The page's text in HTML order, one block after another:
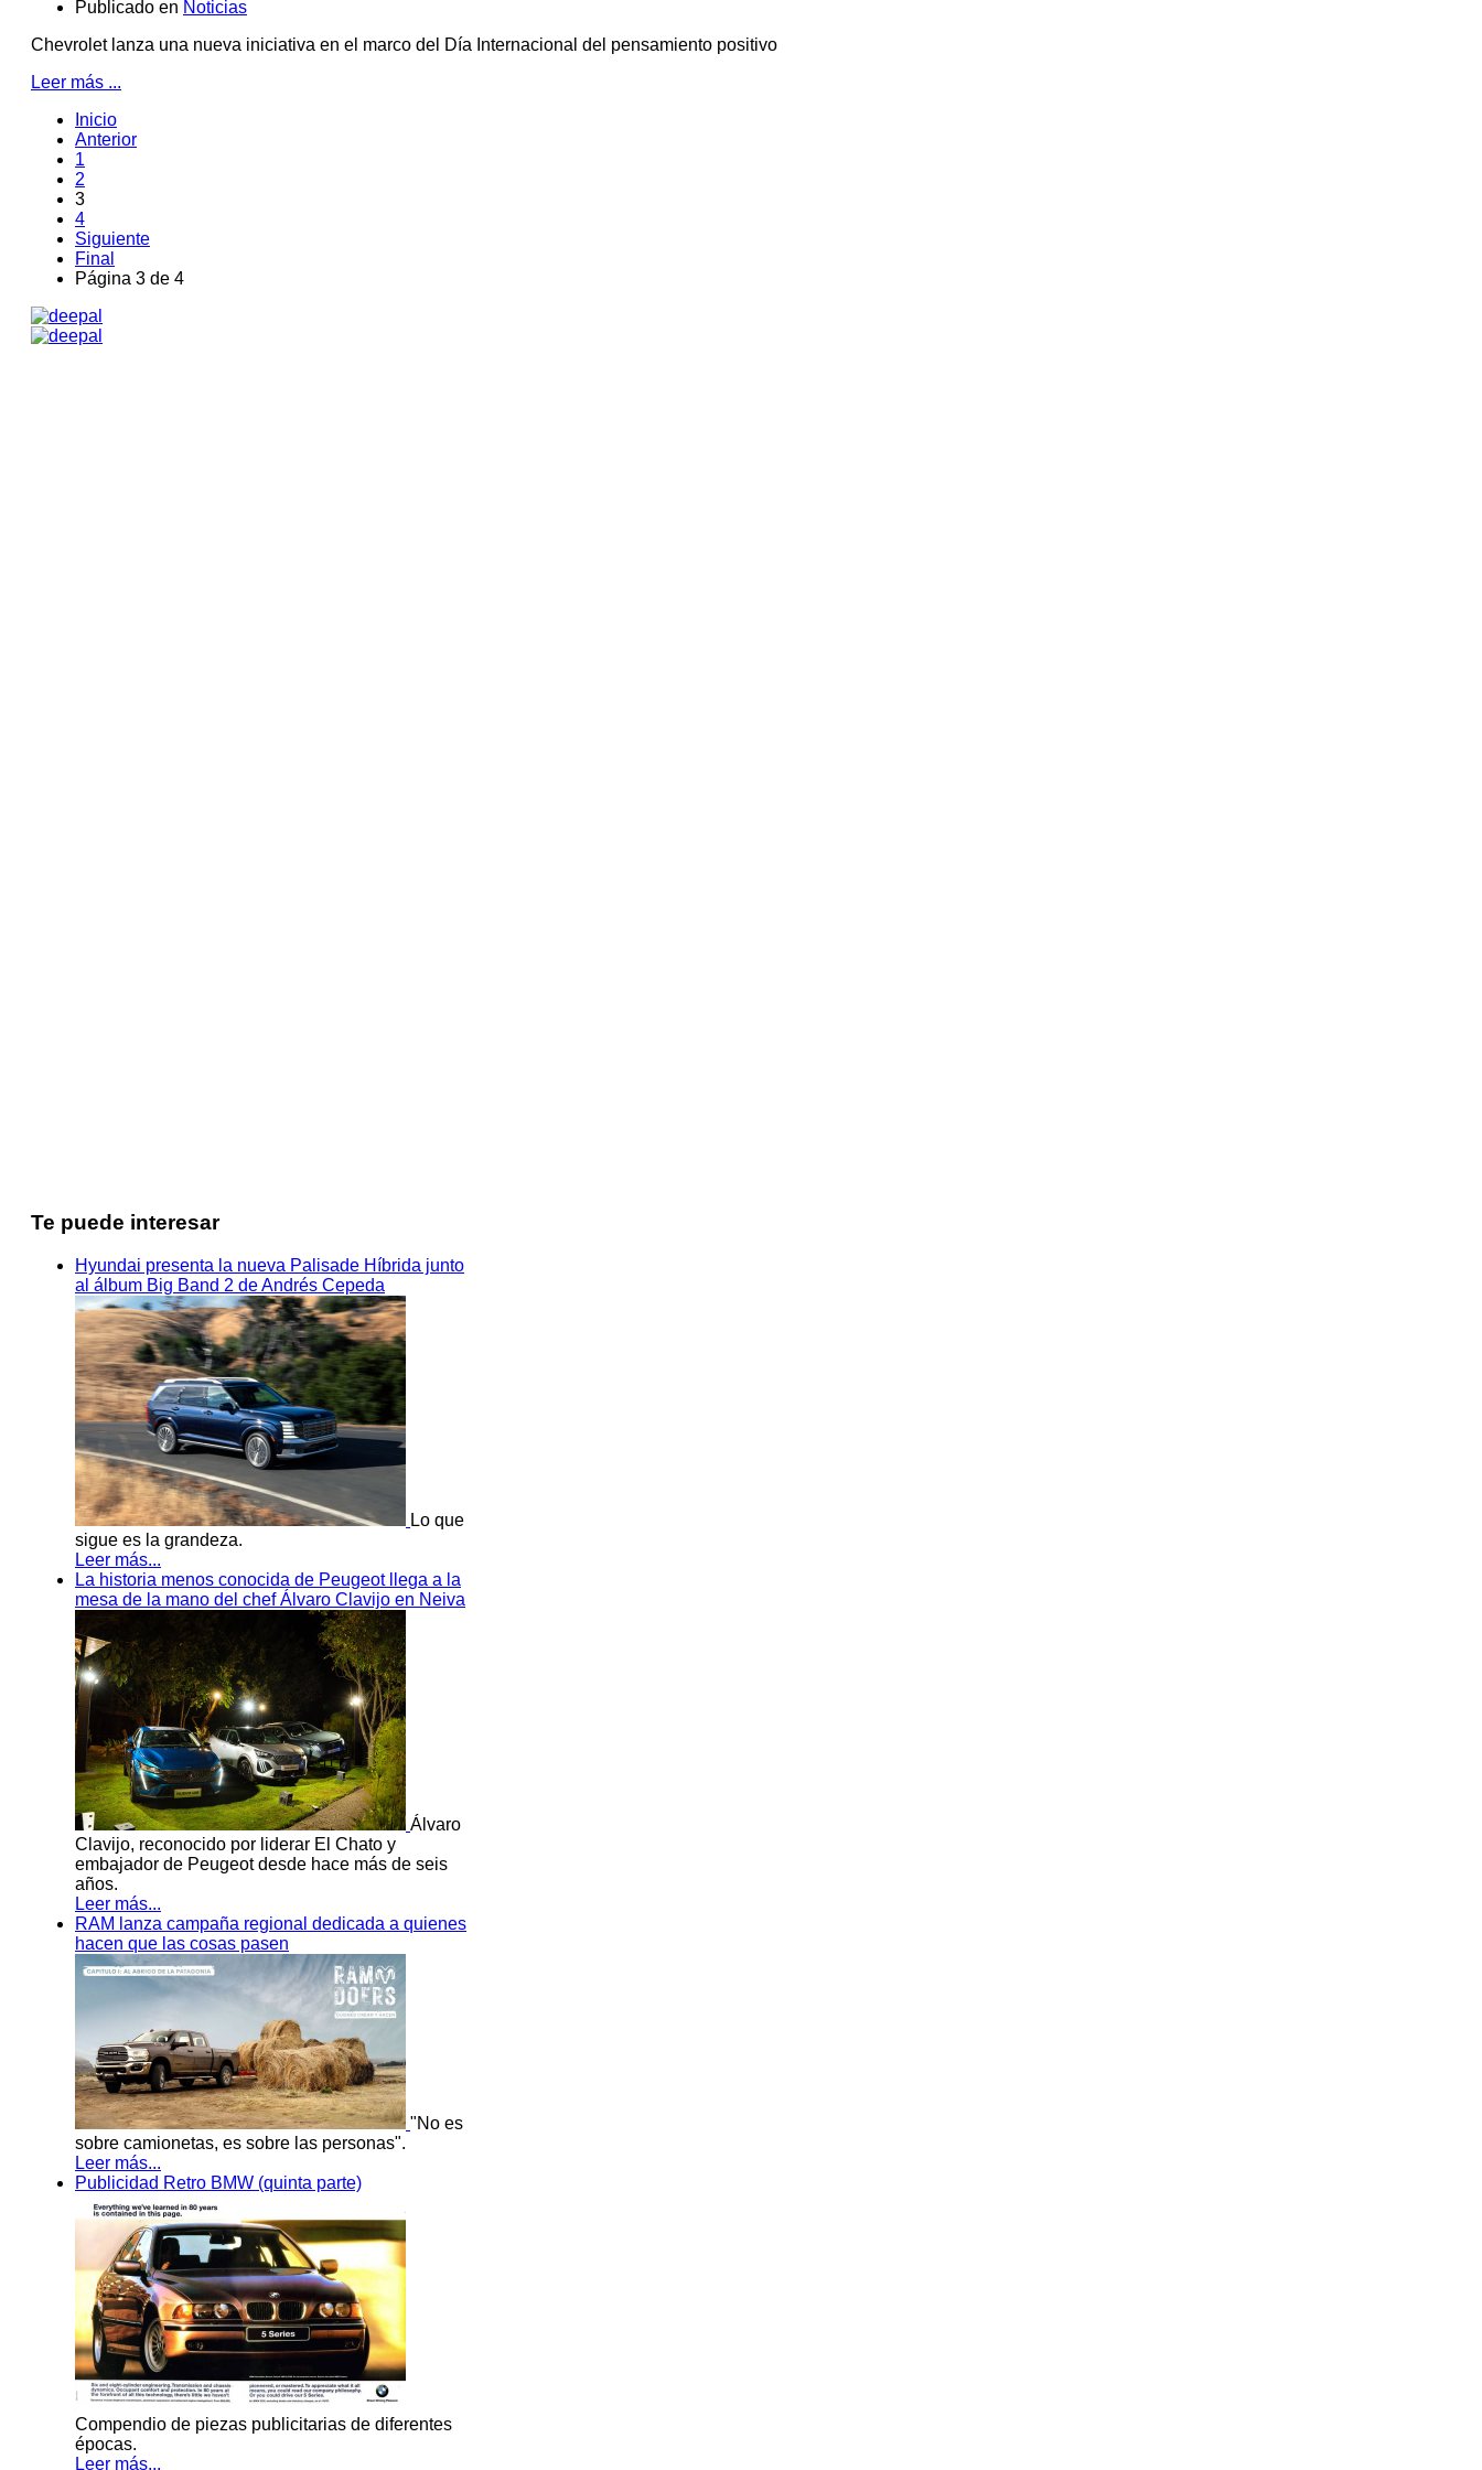
Publicado en Noticias
Chevrolet lanza una nueva iniciativa en el marco del Día Internacional del pensamiento positivo
Leer más ...
Inicio
Anterior
1
2
3
4
Siguiente
Final
Página 3 de 4
Te puede interesar
Hyundai presenta la nueva Palisade Híbrida junto
al álbum Big Band 2 de Andrés Cepeda
Lo que
sigue es la grandeza.
Leer más...
La historia menos conocida de Peugeot llega a la
mesa de la mano del chef Álvaro Clavijo en Neiva
Álvaro
Clavijo, reconocido por liderar El Chato y
embajador de Peugeot desde hace más de seis
años.
Leer más...
RAM lanza campaña regional dedicada a quienes
hacen que las cosas pasen
"No es
sobre camionetas, es sobre las personas".
Leer más...
Publicidad Retro BMW (quinta parte)
Compendio de piezas publicitarias de diferentes
épocas.
Leer más...